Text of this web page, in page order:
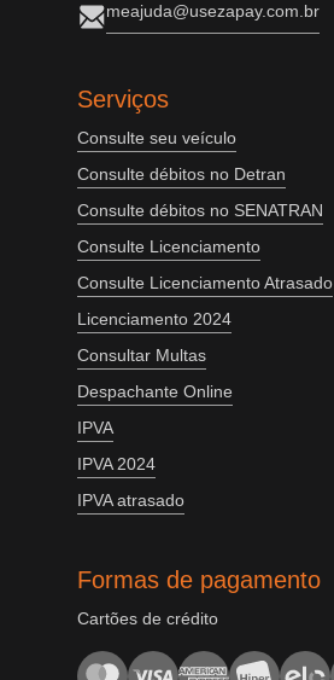
meajuda@usezapay.com.br
Serviços
Consulte seu veículo
Consulte débitos no Detran
Consulte débitos no SENATRAN
Consulte Licenciamento
Consulte Licenciamento Atrasado
Licenciamento 2024
Consultar Multas
Despachante Online
IPVA
IPVA 2024
IPVA atrasado
Formas de pagamento
Cartões de crédito